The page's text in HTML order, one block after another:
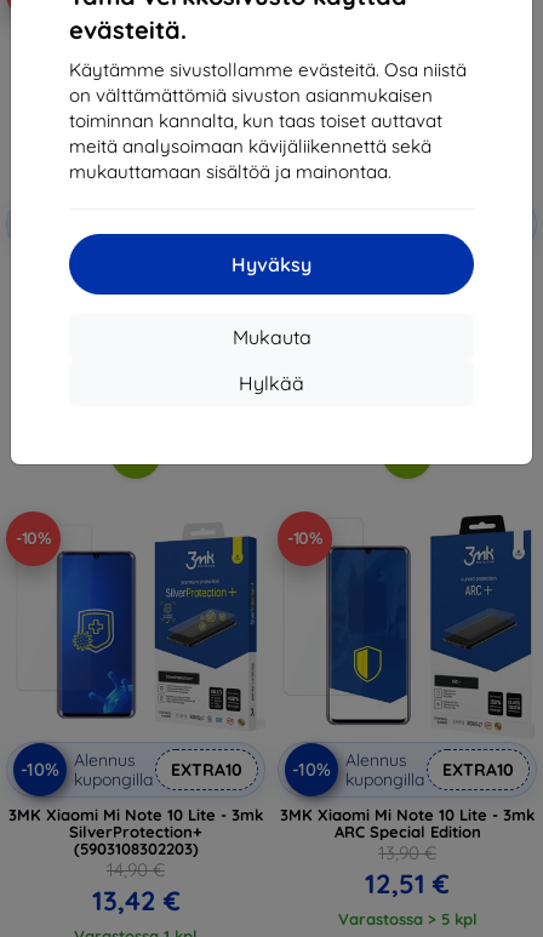
evästeitä.
Käytämme sivustollamme evästeitä. Osa niistä
on välttämättömiä sivuston asianmukaisen
toiminnan kannalta, kun taas toiset auttavat
meitä analysoimaan kävijäliikennettä sekä
mukauttamaan sisältöä ja mainontaa.
Hyväksy
Mukauta
Hylkää
kupongilla
Beline Case Candy Xiaomi Mi
Note 10 Lite clear
kupongilla
Beline Case Candy Xiaomi Mi
Note 10 Lite red
-10%
-10%
Alennus
kupongilla
EXTRA10
3MK Xiaomi Mi Note 10 Lite - 3mk
SilverProtection+
(5903108302203)
14,90 €
13,42 €
-10%
-10%
Alennus
kupongilla
EXTRA10
3MK Xiaomi Mi Note 10 Lite - 3mk
ARC Special Edition
13,90 €
12,51 €
Varastossa > 5 kpl